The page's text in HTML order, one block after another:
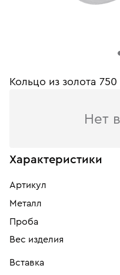
Кольцо из золота
Нет
Характеристики
Артикул
Металл
Проба
Вес изделия
Вставка